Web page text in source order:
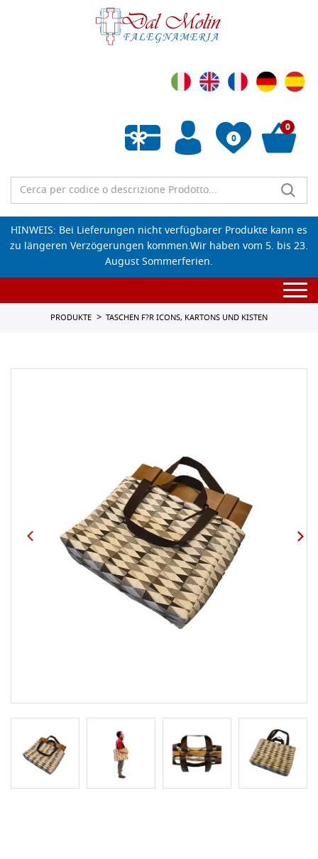
0
Wunschliste leeren
0
HINWEIS: Bei Lieferungen nicht verfügbarer Produkte kann es
zu längeren Verzögerungen kommen.Wir haben vom 5. bis 23.
August Sommerferien.
PRODUKTE TASCHEN F?R ICONS, KARTONS UND KISTEN